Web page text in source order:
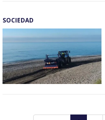
SOCIEDAD